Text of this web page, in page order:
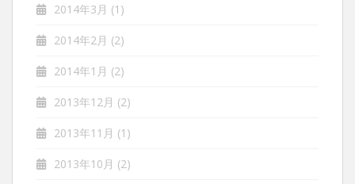
2014年3月 (1)
2014年2月 (2)
2014年1月 (2)
2013年12月 (2)
2013年11月 (1)
2013年10月 (2)